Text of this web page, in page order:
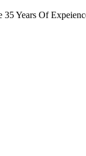
35 Years Of